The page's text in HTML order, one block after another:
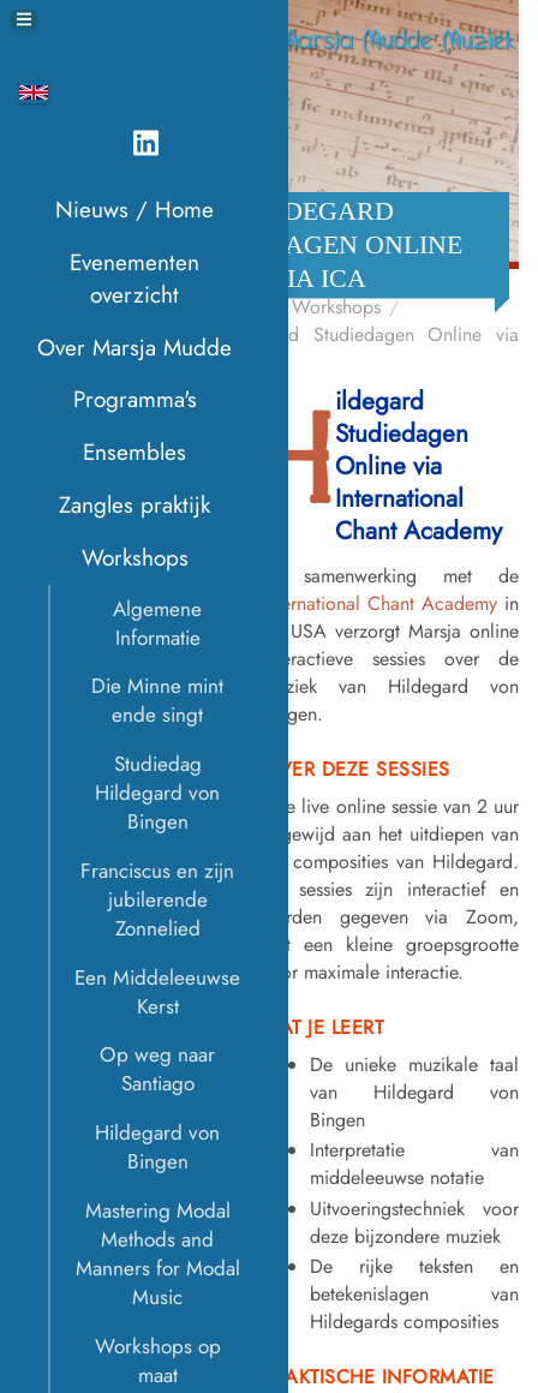
Nieuws / Home
Evenementen
overzicht
Over Marsja Mudde
Programma's
Ensembles
Zangles praktijk
Workshops
Algemene
Informatie
Die Minne mint
ende singt
Studiedag
Hildegard von
Bingen
Franciscus en zijn
jubilerende
Zonnelied
Een Middeleeuwse
Kerst
Op weg naar
Santiago
Hildegard von
Bingen
Mastering Modal
Methods and
Manners for Modal
Music
Workshops op
maat
HILDEGARD
STUDIEDAGEN ONLINE
VIA ICA
Workshops
Hildegard Studiedagen Online via
ICA
H
ildegard
Studiedagen
Online via
International
Chant Academy
In samenwerking met de
International Chant Academy in
de USA verzorgt Marsja online
interactieve sessies over de
muziek van Hildegard von
Bingen.
OVER DEZE SESSIES
Elke live online sessie van 2 uur
is gewijd aan het uitdiepen van
1-2 composities van Hildegard.
De sessies zijn interactief en
worden gegeven via Zoom,
met een kleine groepsgrootte
voor maximale interactie.
WAT JE LEERT
De unieke muzikale taal
van Hildegard von
Bingen
Interpretatie van
middeleeuwse notatie
Uitvoeringstechniek voor
deze bijzondere muziek
De rijke teksten en
betekenislagen van
Hildegards composities
PRAKTISCHE INFORMATIE